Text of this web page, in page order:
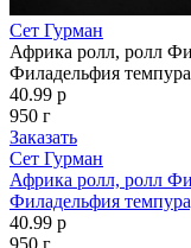
Сет Гурман
Африка ролл, ролл
Филадельфия
40.99 р
950 г
Заказать
Сет Гурман
Африка ролл, ролл
Филадельфия
40.99 р
950 г